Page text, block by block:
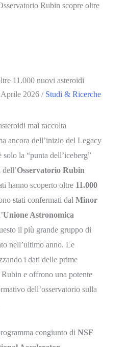
Rubin scopre oltre
11.000 nuovi asteroidi
Aprile 2026 / Studi & Ricerche
mai raccolta
ancora dell’inizio del Legacy
la “punta dell’iceberg”
Osservatorio Rubin
hanno scoperto oltre 11.000
stati confermati dal Minor
Unione Astronomica
il più grande gruppo di
nell’ultimo anno. Le
i dati delle prime
e offrono una potente
dell’osservatorio sulla
congiunto di NSF